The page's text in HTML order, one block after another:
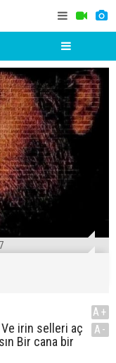
Ve irin selleri aç
Bir cana bir
A+
A-